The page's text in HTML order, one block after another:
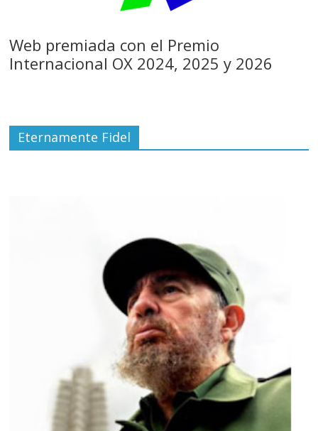
Web premiada con el Premio
Internacional OX 2024, 2025 y 2026
Eternamente Fidel